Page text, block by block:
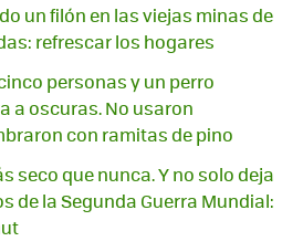
un filón en las viejas minas de
refrescar los hogares
personas y un perro
a oscuras. No usaron
con ramitas de pino
seco que nunca. Y no solo deja
de la Segunda Guerra Mundial: